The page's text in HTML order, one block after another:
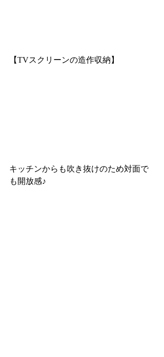
【TVスクリーンの造作収納】
キッチンからも吹き抜けのため対面で
も開放感♪